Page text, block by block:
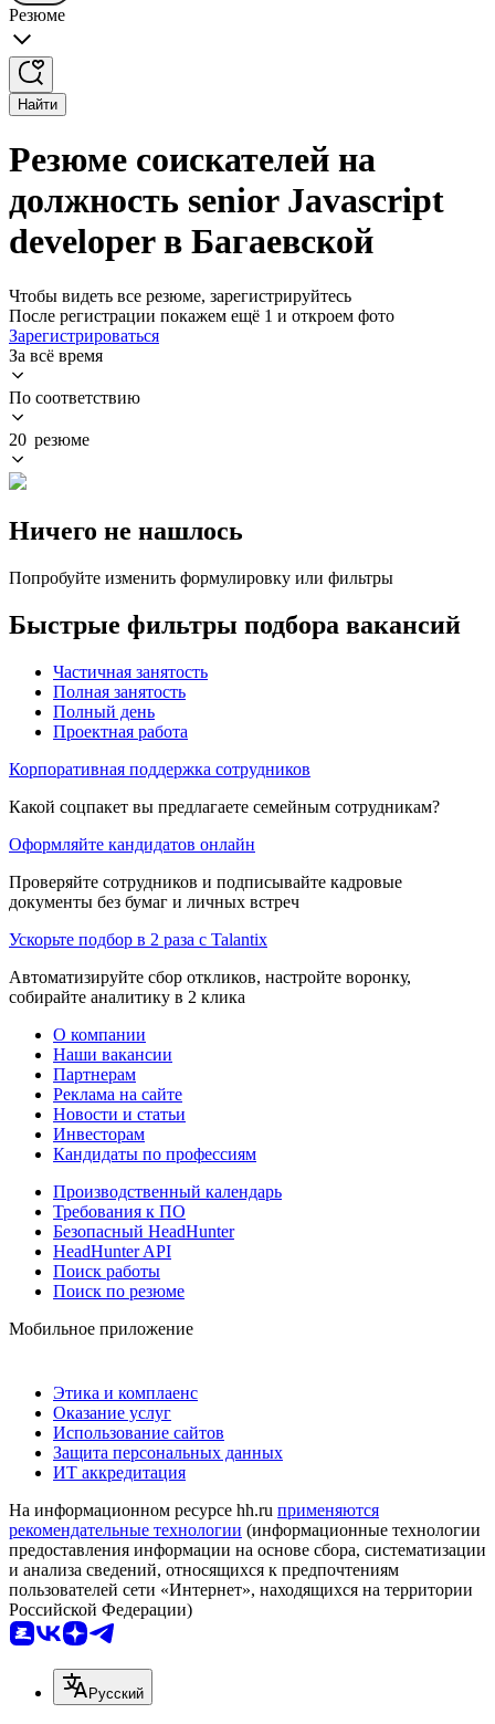
Резюме
Найти
Резюме соискателей на
должность senior Javascript
developer в Багаевской
Чтобы видеть все резюме, зарегистрируйтесь
После регистрации покажем ещё 1 и откроем фото
Зарегистрироваться
За всё время
По соответствию
20 резюме
Ничего не нашлось
Попробуйте изменить формулировку или фильтры
Быстрые фильтры подбора вакансий
Частичная занятость
Полная занятость
Полный день
Проектная работа
Корпоративная поддержка сотрудников
Какой соцпакет вы предлагаете семейным сотрудникам?
Оформляйте кандидатов онлайн
Проверяйте сотрудников и подписывайте кадровые
документы без бумаг и личных встреч
Ускорьте подбор в 2 раза с Talantix
Автоматизируйте сбор откликов, настройте воронку,
собирайте аналитику в 2 клика
О компании
Наши вакансии
Партнерам
Реклама на сайте
Новости и статьи
Инвесторам
Кандидаты по профессиям
Производственный календарь
Требования к ПО
Безопасный HeadHunter
HeadHunter API
Поиск работы
Поиск по резюме
Мобильное приложение
Этика и комплаенс
Оказание услуг
Использование сайтов
Защита персональных данных
ИТ аккредитация
На информационном ресурсе hh.ru применяются
рекомендательные технологии (информационные технологии
предоставления информации на основе сбора, систематизации
и анализа сведений, относящихся к предпочтениям
пользователей сети «Интернет», находящихся на территории
Российской Федерации)
Русский